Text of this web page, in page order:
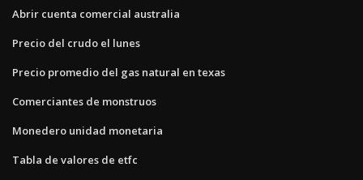
Abrir cuenta comercial australia
Precio del crudo el lunes
Precio promedio del gas natural en texas
Comerciantes de monstruos
Monedero unidad monetaria
Tabla de valores de etfc